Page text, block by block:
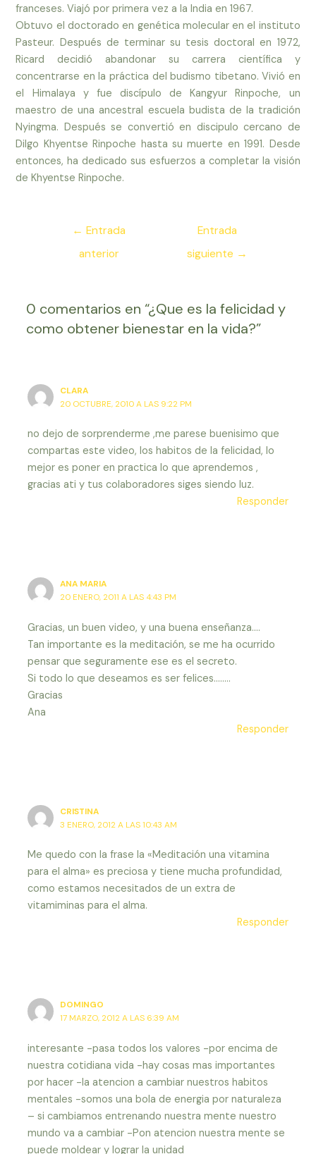
franceses. Viajó por primera vez a la India en 1967.
Obtuvo el doctorado en genética molecular en el instituto
Pasteur. Después de terminar su tesis doctoral en 1972,
Ricard decidió abandonar su carrera científica y
concentrarse en la práctica del budismo tibetano. Vivió en
el Himalaya y fue discípulo de Kangyur Rinpoche, un
maestro de una ancestral escuela budista de la tradición
Nyingma. Después se convertió en discipulo cercano de
Dilgo Khyentse Rinpoche hasta su muerte en 1991. Desde
entonces, ha dedicado sus esfuerzos a completar la visión
de Khyentse Rinpoche.
Navegación
entradas
← Entrada
anterior
Entrada
siguiente →
0 comentarios en “¿Que es la felicidad y
como obtener bienestar en la vida?”
CLARA
20 OCTUBRE, 2010 A LAS 9:22 PM
no dejo de sorprenderme ,me parese buenisimo que
compartas este video, los habitos de la felicidad, lo
mejor es poner en practica lo que aprendemos ,
gracias ati y tus colaboradores siges siendo luz.
Responder
ANA MARIA
20 ENERO, 2011 A LAS 4:43 PM
Gracias, un buen video, y una buena enseñanza….
Tan importante es la meditación, se me ha ocurrido
pensar que seguramente ese es el secreto.
Si todo lo que deseamos es ser felices……..
Gracias
Ana
Responder
CRISTINA
3 ENERO, 2012 A LAS 10:43 AM
Me quedo con la frase la «Meditación una vitamina
para el alma» es preciosa y tiene mucha profundidad,
como estamos necesitados de un extra de
vitamiminas para el alma.
Responder
DOMINGO
17 MARZO, 2012 A LAS 6:39 AM
interesante -pasa todos los valores -por encima de
nuestra cotidiana vida -hay cosas mas importantes
por hacer -la atencion a cambiar nuestros habitos
mentales -somos una bola de energia por naturaleza
– si cambiamos entrenando nuestra mente nuestro
mundo va a cambiar -Pon atencion nuestra mente se
puede moldear y lograr la unidad